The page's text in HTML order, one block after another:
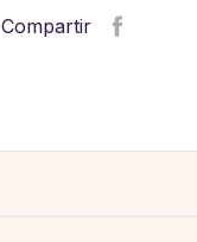
Compartir